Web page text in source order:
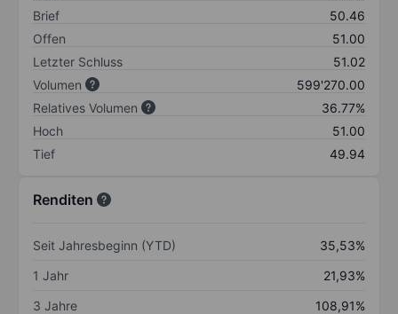
Brief
50.46
Offen
51.00
Letzter Schluss
51.02
Volumen
599'270.00
Relatives Volumen
36.77%
Hoch
51.00
Tief
49.94
Renditen
Seit Jahresbeginn (YTD)
35,53%
1 Jahr
21,93%
3 Jahre
108,91%